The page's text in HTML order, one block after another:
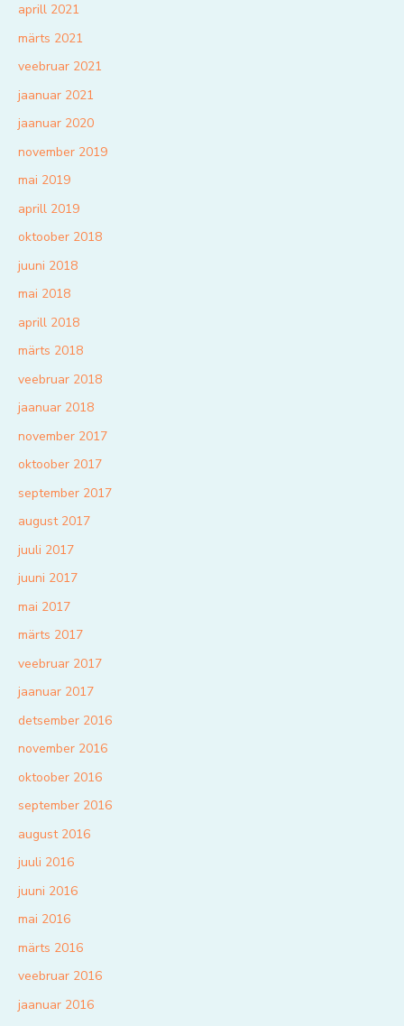
aprill 2021
märts 2021
veebruar 2021
jaanuar 2021
jaanuar 2020
november 2019
mai 2019
aprill 2019
oktoober 2018
juuni 2018
mai 2018
aprill 2018
märts 2018
veebruar 2018
jaanuar 2018
november 2017
oktoober 2017
september 2017
august 2017
juuli 2017
juuni 2017
mai 2017
märts 2017
veebruar 2017
jaanuar 2017
detsember 2016
november 2016
oktoober 2016
september 2016
august 2016
juuli 2016
juuni 2016
mai 2016
märts 2016
veebruar 2016
jaanuar 2016